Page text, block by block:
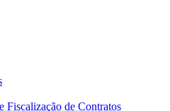
Fiscalização de Contratos